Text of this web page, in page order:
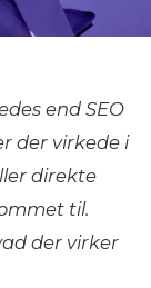
end SEO
der virkede i
direkte
til.
der virker